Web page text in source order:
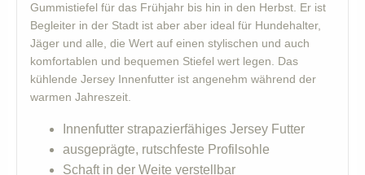
Gummistiefel für das Frühjahr bis hin in den Herbst. Er ist
Begleiter in der Stadt ist aber aber ideal für Hundehalter,
Jäger und alle, die Wert auf einen stylischen und auch
komfortablen und bequemen Stiefel wert legen. Das
kühlende Jersey Innenfutter ist angenehm während der
warmen Jahreszeit.
Innenfutter strapazierfähiges Jersey Futter
ausgeprägte, rutschfeste Profilsohle
Schaft in der Weite verstellbar